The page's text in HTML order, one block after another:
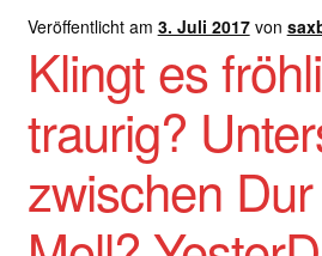
ANMELDUNG
Dankeschön – Impro Basic
Datenschutz
Veröffentlicht am 3. Juli 2017 von
Klingt es
traurig?
zwischen